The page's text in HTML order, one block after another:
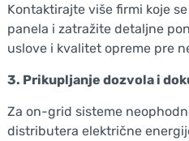
Kontaktirajte više firmi koje
panela i zatražite detaljne
uslove i kvalitet opreme pre
3. Prikupljanje dozvola i
Za on-grid sisteme
distributera električne